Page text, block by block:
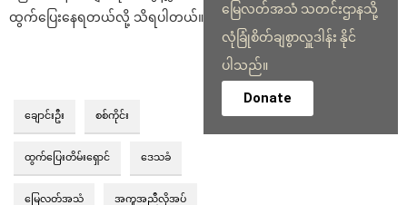
ထွက်ပြေးနေရတယ်လို့ သိရပါတယ်။
ချောင်းဦး စစ်ကိုင်း
ထွက်ပြေးတိမ်းရှောင် ဒေသခံ
မြေလတ်အသံ အကူအညီလိုအပ်
မြေလတ်အသံ သတင်းဌာနသို့
လုံခြုံစိတ်ချစွာလှူဒါန်း နိုင်
ပါသည်။
Donate